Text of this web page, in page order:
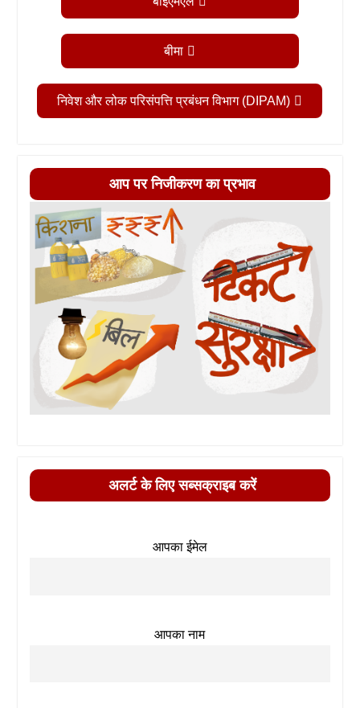
बीमा
निवेश और लोक परिसंपत्ति प्रबंधन विभाग (DIPAM)
आप पर निजीकरण का प्रभाव
अलर्ट के लिए सब्सक्राइब करें
आपका ईमेल
आपका नाम